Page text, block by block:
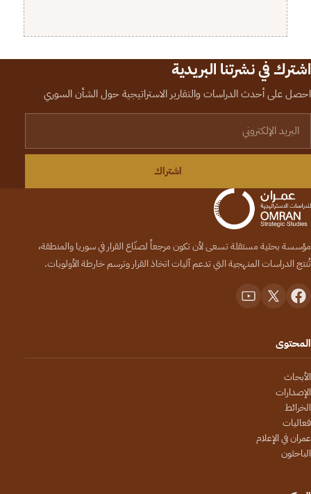
اشترك في نشرتنا البريدية
احصل على أحدث الدراسات والتقارير الاستراتيجية حول الشأن السوري
اشتراك
مؤسسة بحثية مستقلة تسعى لأن تكون مرجعاً لصنّاع القرار في سوريا والمنطقة،
تُنتج الدراسات المنهجية التي تدعم آليات اتخاذ القرار وترسم خارطة الأولويات.
المحتوى
الأبحاث
الإصدارات
الخرائط
فعاليات
عمران في الإعلام
الباحثون